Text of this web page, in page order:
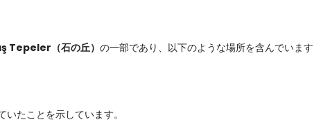
Tepeler（石の丘） の一部であり、以下のような場所を含んでいま
たことを示しています。